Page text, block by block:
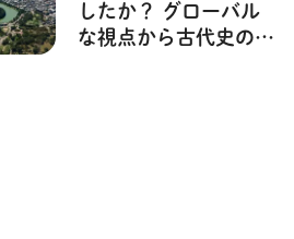
世界で共に生きる】
したか？ グローバル
な視点から古代史の謎